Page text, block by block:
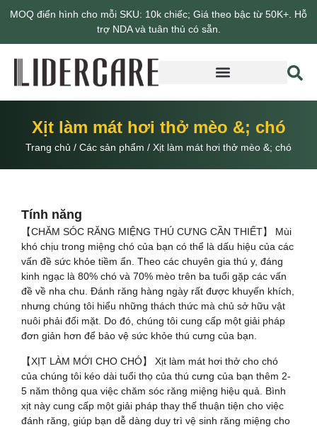
MOQ điển hình cho mỗi SKU: 10k chiếc; Giá theo bậc từ 50K+. Hỗ
trợ NDA và tuân thủ có sẵn.
Xịt làm mát hơi thở mèo &; chó
Trang chủ / Các sản phẩm / Xịt làm mát hơi thở mèo &; chó
Tính năng
【CHĂM SÓC RĂNG MIỆNG THÚ CƯNG CẦN THIẾT】 Mùi
khó chịu trong miệng chó của bạn có thể là dấu hiệu của các
vấn đề sức khỏe tiềm ẩn. Theo các chuyên gia thú y, đáng
kinh ngạc là 80% chó và 70% mèo trên ba tuổi gặp các vấn
đề về nha chu. Đánh răng hàng ngày rất được khuyến khích,
nhưng chúng tôi hiểu những thách thức mà chủ sở hữu vật
nuôi phải đối mặt. Do đó, chúng tôi cung cấp một giải pháp
đơn giản hơn để bảo vệ sức khỏe thú cưng của bạn.
【XỊT LÀM MỚI CHO CHÓ】 Xịt làm mát hơi thở cho chó
của chúng tôi kéo dài tuổi thọ của thú cưng của bạn thêm 2-
5 năm thông qua việc chăm sóc răng miệng hiệu quả. Bình
xịt này cung cấp một giải pháp thay thế thuận tiện cho việc
đánh răng, giúp bạn dễ dàng duy trì vệ sinh răng miệng cho